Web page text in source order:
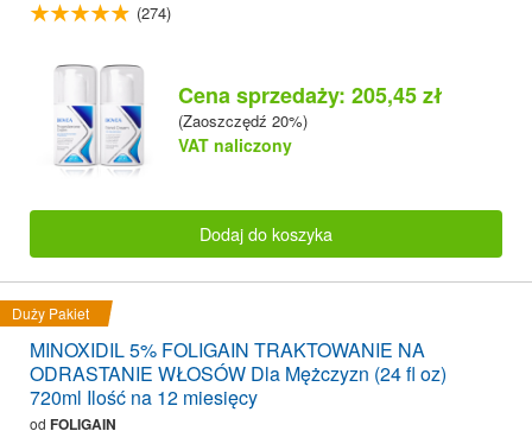
(274)
Cena sprzedaży: 205,45 zł
(Zaoszczędź 20%)
VAT naliczony
Dodaj do koszyka
Duży Pakiet
MINOXIDIL 5% FOLIGAIN TRAKTOWANIE NA
ODRASTANIE WŁOSÓW Dla Mężczyzn (24 fl oz)
720ml Ilość na 12 miesięcy
od FOLIGAIN